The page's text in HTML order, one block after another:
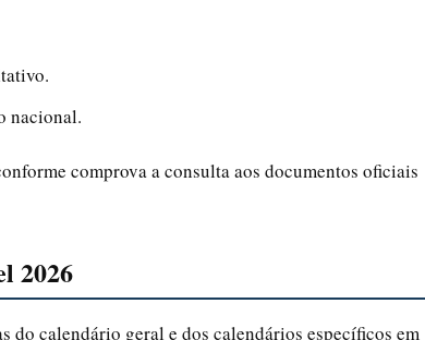
nacional.
comprova a consulta aos documentos oficiais
2026
calendário geral e dos calendários específicos em